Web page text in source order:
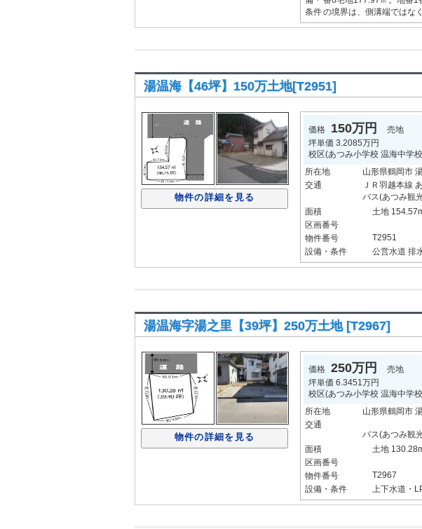
条件の境界は、側溝端ではな
湯温海【46坪】150万土地[T2951]
物件の詳細を見る
価格 150万円
売地
坪単価 3.2085万円
校区(あつみ小学校 温海中学校
所在地
山形県鶴岡市
交通
ＪＲ羽越本線
バス(あつみ観
面積
土地
区画番号
物件番号
T2951
設備・条件
公営水道 排
湯温海字湯之里【39坪】250万土地 [T2967]
物件の詳細を見る
価格 250万円
売地
坪単価 6.3451万円
校区(あつみ小学校 温海中学校
所在地
山形県鶴岡市
交通
バス(あつみ観
面積
土地
区画番号
物件番号
T2967
設備・条件
上下水道・